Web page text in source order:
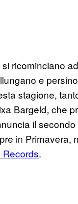
ricominciano
e
stagione,
Bargeld, che
il
in Primavera,
.